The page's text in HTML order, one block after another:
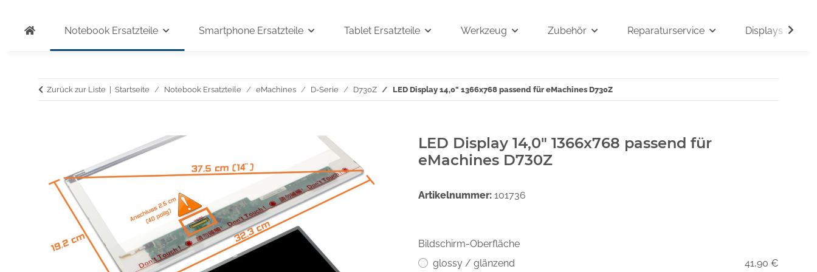
Notebook Ersatzteile Smartphone Ersatzteile Tablet Ersatzteile Werkzeug Zubehör Reparaturservice Displays auf
Zurück zur Liste Startseite Notebook Ersatzteile eMachines D-Serie D730Z LED Display 14,0" 1366x768 passend für eMachines D730Z
LED Display 14,0" 1366x768 passend für
eMachines D730Z
Artikelnummer: 101736
Bildschirm-Oberfläche
glossy / glänzend
41,90 €